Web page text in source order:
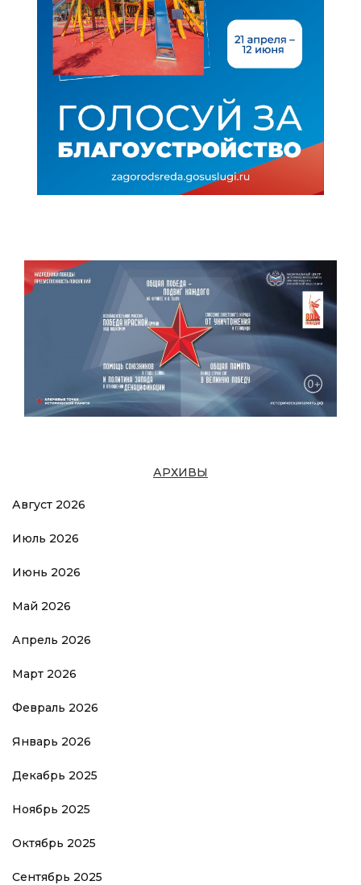
АРХИВЫ
Август 2026
Июль 2026
Июнь 2026
Май 2026
Апрель 2026
Март 2026
Февраль 2026
Январь 2026
Декабрь 2025
Ноябрь 2025
Октябрь 2025
Сентябрь 2025